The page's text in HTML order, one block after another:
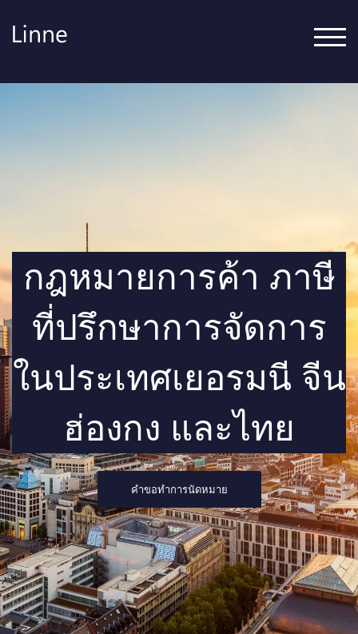
สลับ
กฎหมายการค้า ภาษี
ที่ปรึกษาการจัดการ
ในประเทศเยอรมนี จีน
ฮ่องกง และไทย
คำขอทำการนัดหมาย